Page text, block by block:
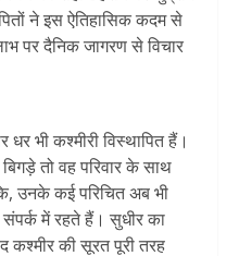
ने इस ऐतिहासिक कदम से
पर दैनिक जागरण से विचार
भी कश्मीरी विस्थापित हैं।
तो वह परिवार के साथ
उनके कई परिचित अब भी
में रहते हैं। सुधीर का
कश्मीर की सूरत पूरी तरह